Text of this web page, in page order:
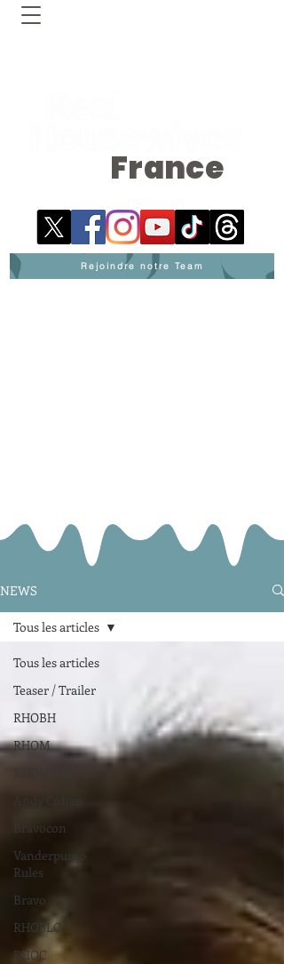
France
Rejoindre notre Team
NEWS
Tous les articles
Teaser / Trailer
RHOBH
RHOM
Andy Cohen
Bravocon
Vanderpump
Rules
Bravo
RHOSLC
RHOC
Tous les articles